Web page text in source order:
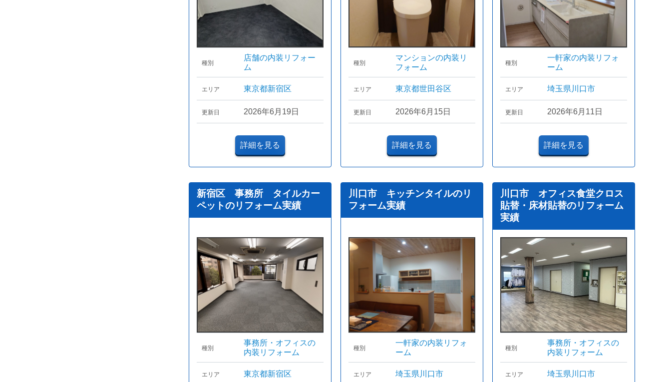
種別
店舗の内装リフォー
ム
エリア 東京都新宿区
更新日 2026年6月19日
詳細を見る
種別
マンションの内装リ
フォーム
エリア 東京都世田谷区
更新日 2026年6月15日
詳細を見る
種別
一軒家の内装リフォ
ーム
エリア 埼玉県川口市
更新日 2026年6月11日
詳細を見る
新宿区 事務所 タイルカー
ペットのリフォーム実績
種別
事務所・オフィスの
内装リフォーム
エリア 東京都新宿区
川口市 キッチンタイルのリ
フォーム実績
種別
一軒家の内装リフォ
ーム
エリア 埼玉県川口市
川口市 オフィス食堂クロス
貼替・床材貼替のリフォーム
実績
種別
事務所・オフィスの
内装リフォーム
エリア 埼玉県川口市